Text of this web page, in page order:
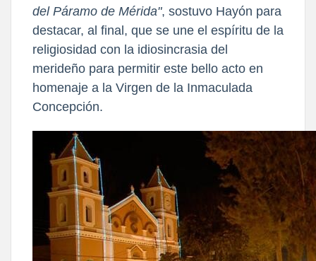
del Páramo de Mérida", sostuvo Hayón para
destacar, al final, que se une el espíritu de la
religiosidad con la idiosincrasia del
merideño para permitir este bello acto en
homenaje a la Virgen de la Inmaculada
Concepción.